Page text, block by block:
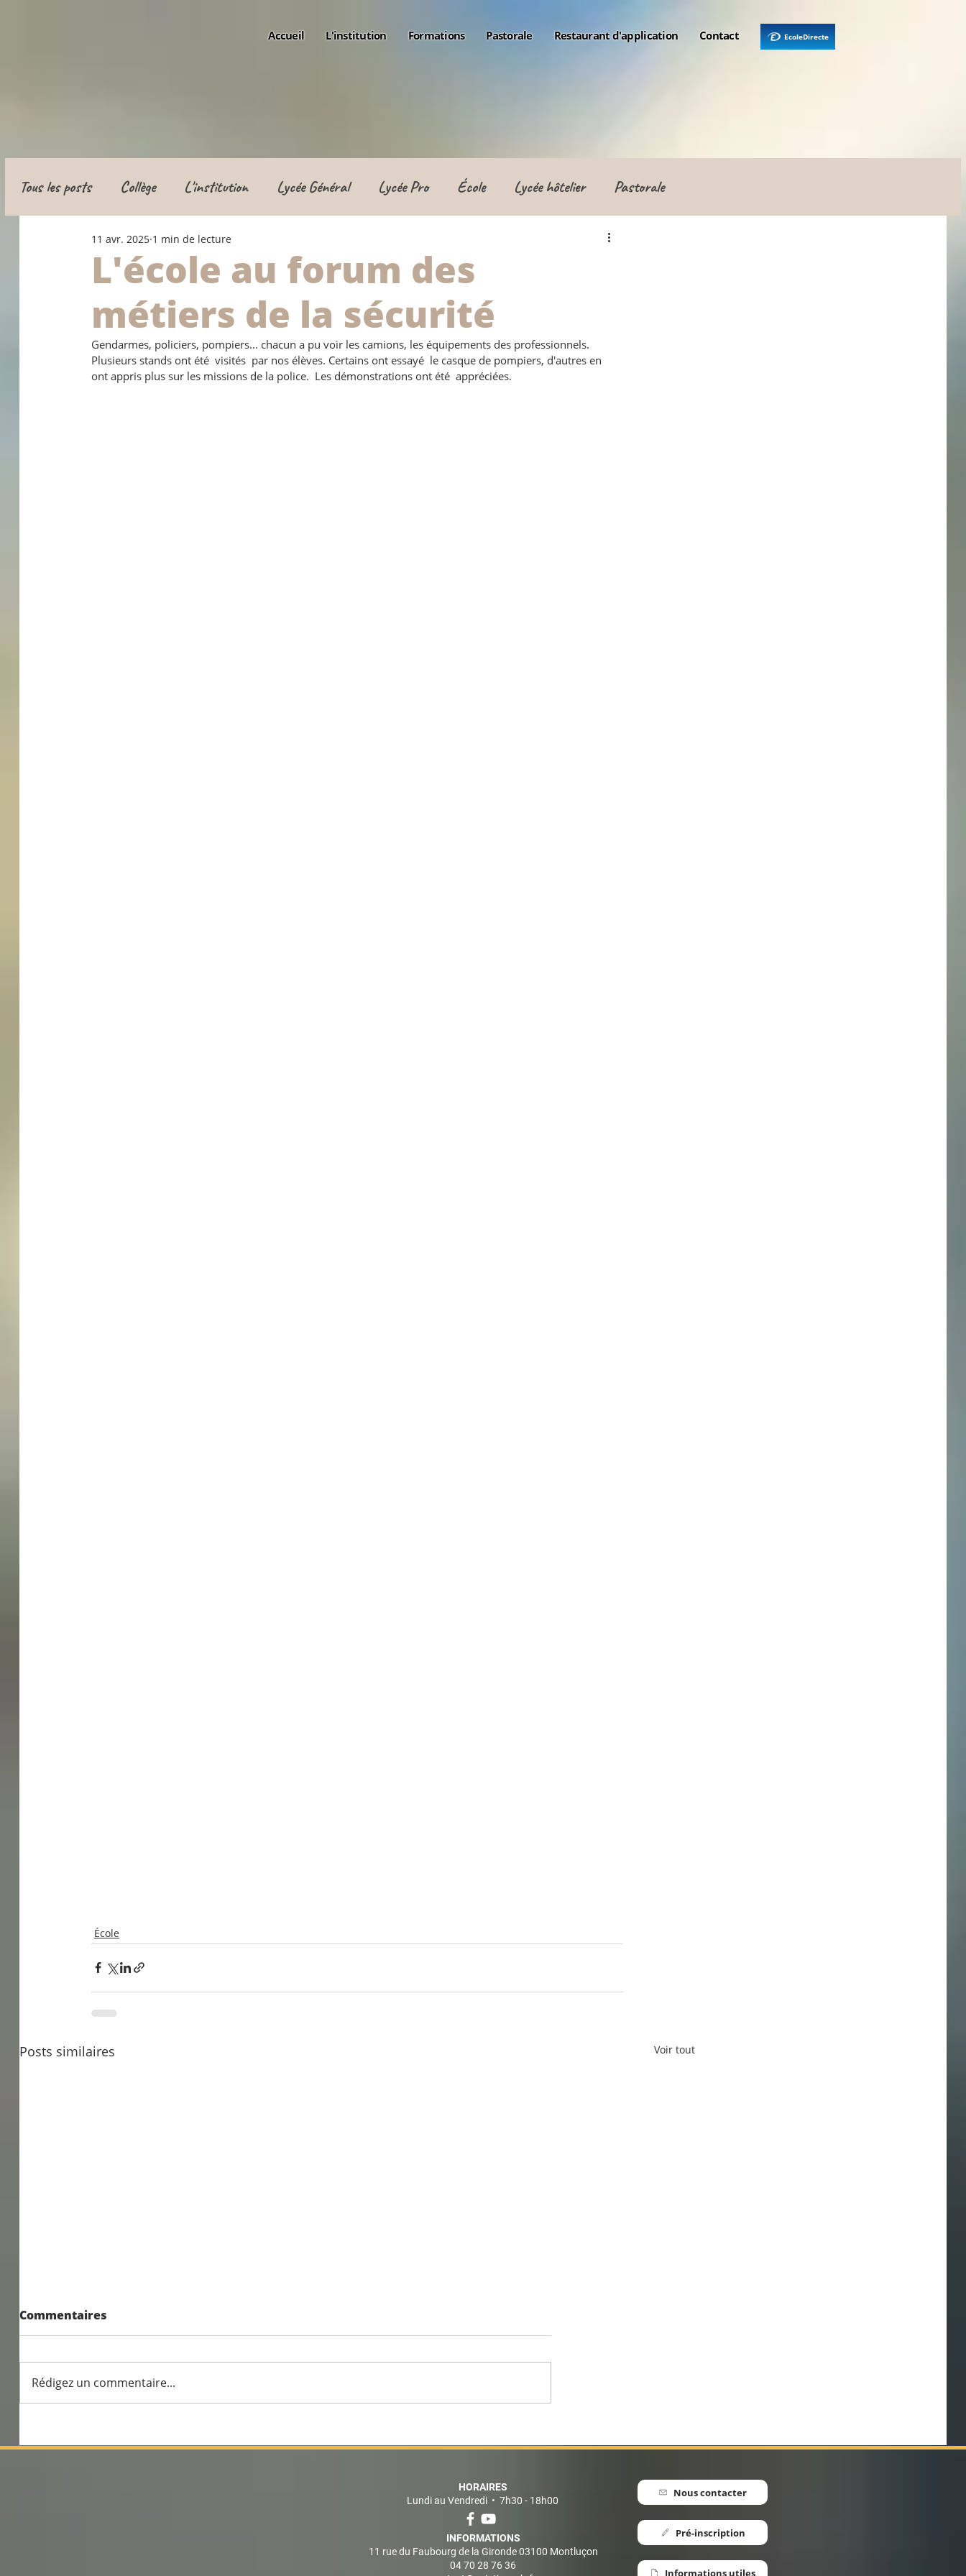
Accueil L'institution Formations Pastorale Restaurant d'application Contact EcoleDirecte
Tous les posts Collège L'institution Lycée Général Lycée Pro École Lycée hôtelier Pastorale
Classe de défense Apprentissage
L'école au forum des
métiers de la sécurité
11 avr. 2025 1 min de lecture
Gendarmes, policiers, pompiers... chacun a pu voir les camions, les équipements des professionnels.
Plusieurs stands ont été  visités  par nos élèves. Certains ont essayé  le casque de pompiers, d'autres en
ont appris plus sur les missions de la police.  Les démonstrations ont été  appréciées.
École
Posts similaires Voir tout
en cp
Voyage à Lyon cm2
Commentaires
Rédigez un commentaire...
HORAIRES
Lundi au Vendredi • 7h30 - 18h00
INFORMATIONS
11 rue du Faubourg de la Gironde 03100 Montluçon
04 70 28 76 36
Nous contacter
Pré-inscription
Informations utiles